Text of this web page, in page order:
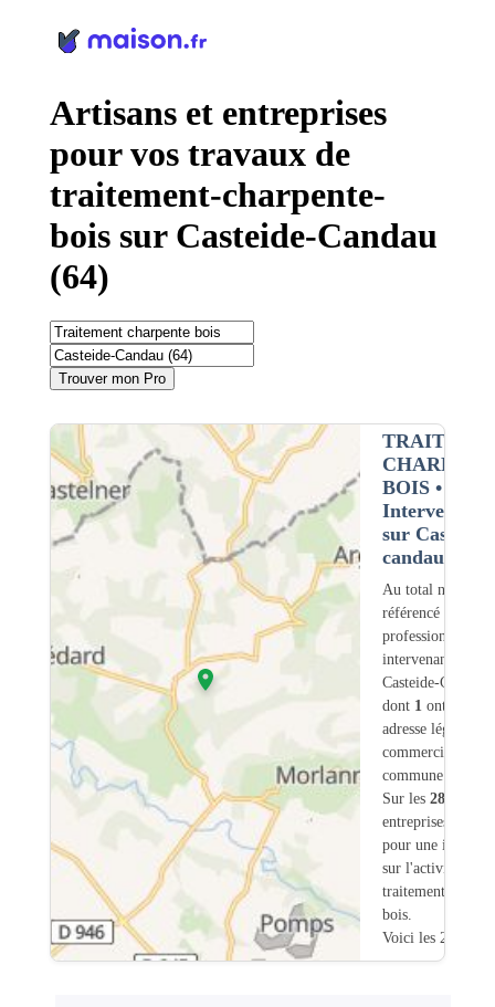
Artisans et entreprises
pour vos travaux de
traitement-charpente-
bois sur Casteide-Candau
(64)
Trouver mon Pro
BOIS•
Intervention
sur Casteide-
candau (64)
Au total nous
référencé
professionnels
intervenant sur
Casteide-Candau
dont 1 ont une
adresse légale ou
commerciale
commune.
Sur les 28
entreprises une
pour une
sur l'activité
traitement-
bois.
Voici les 20